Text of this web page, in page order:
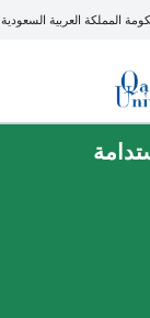
المملكة العربية السعودية